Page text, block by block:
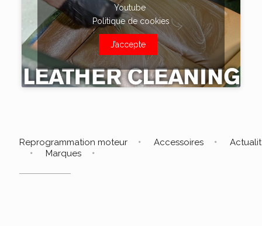
Youtube
Politique de cookies
J’accepte
Reprogrammation moteur Accessoires
Marques